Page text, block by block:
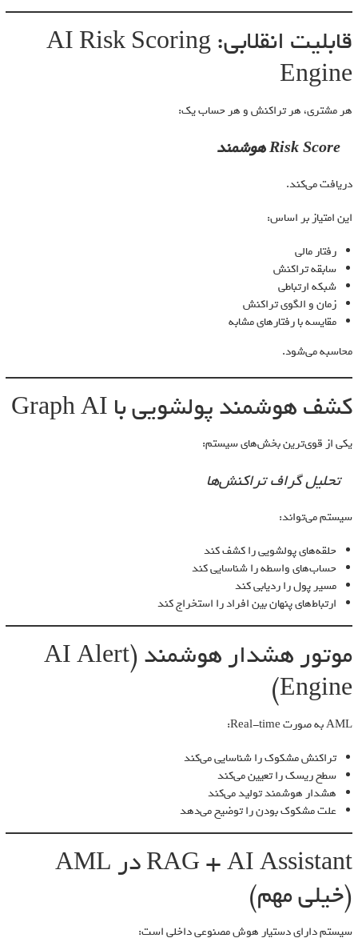
قابلیت انقلابی: AI Risk Scoring
Engine
هر مشتری، هر تراکنش و هر حساب یک:
Risk Score هوشمند
دریافت می‌کند.
این امتیاز بر اساس:
رفتار مالی
سابقه تراکنش
شبکه ارتباطی
زمان و الگوی تراکنش
مقایسه با رفتارهای مشابه
محاسبه می‌شود.
کشف هوشمند پولشویی با Graph AI
یکی از قوی‌ترین بخش‌های سیستم:
تحلیل گراف تراکنش‌ها
سیستم می‌تواند:
حلقه‌های پولشویی را کشف کند
حساب‌های واسطه را شناسایی کند
مسیر پول را ردیابی کند
ارتباط‌های پنهان بین افراد را استخراج کند
موتور هشدار هوشمند (AI Alert
Engine)
AML به صورت Real-time:
تراکنش مشکوک را شناسایی می‌کند
سطح ریسک را تعیین می‌کند
هشدار هوشمند تولید می‌کند
علت مشکوک بودن را توضیح می‌دهد
RAG + AI Assistant در AML
(خیلی مهم)
سیستم دارای دستیار هوش مصنوعی داخلی است: